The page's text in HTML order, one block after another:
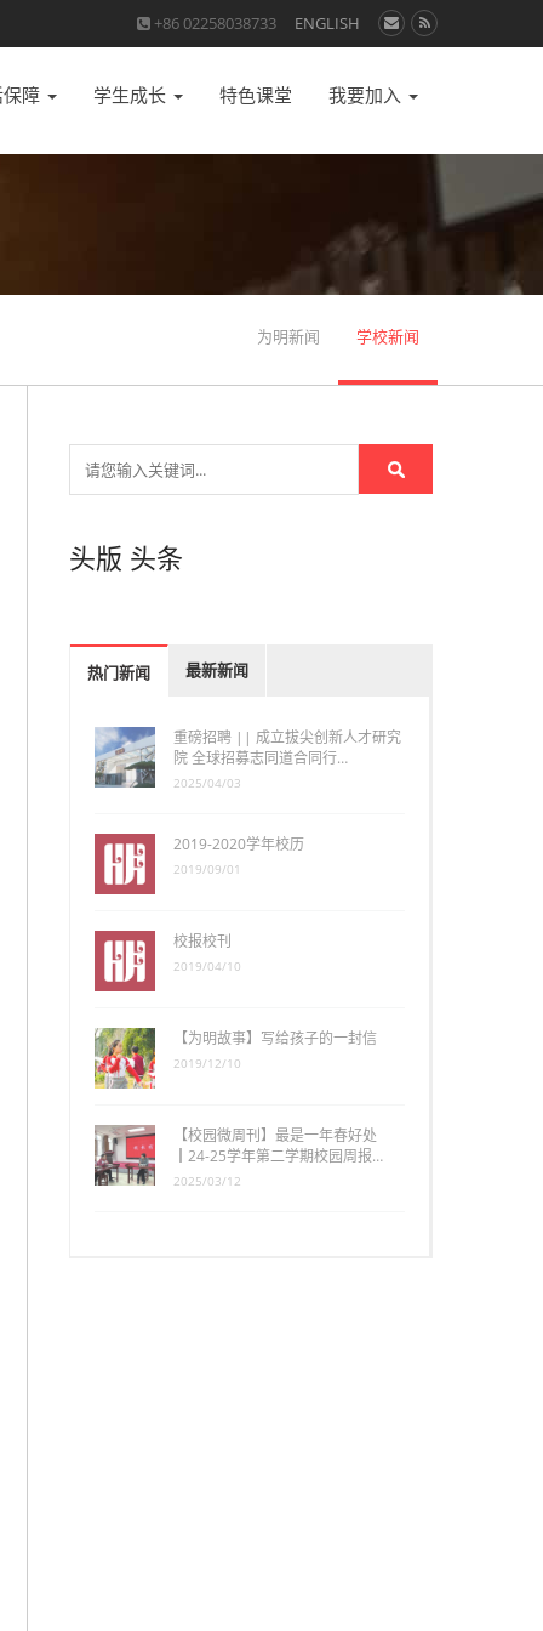
+86 02258038733 ENGLISH
障 学生成长 特色课堂 我要加入
为明新闻 学校新闻
头版 头条
热门新闻 最新新闻
重磅招聘 || 成立拔尖创新人才研究
院 全球招募志同道合同行…
2025/04/03
2019-2020学年校历
2019/09/01
校报校刊
2019/04/10
【为明故事】写给孩子的一封信
2019/12/10
【校园微周刊】最是一年春好处
┃24-25学年第二学期校园周报…
2025/03/12